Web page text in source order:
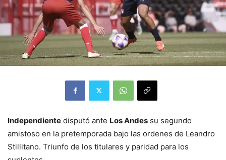
Independiente disputó ante Los Andes su segundo
amistoso en la pretemporada bajo las ordenes de Leandro
Stillitano. Triunfo de los titulares y paridad para los